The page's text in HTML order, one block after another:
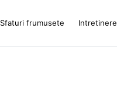
Sfaturi frumusete